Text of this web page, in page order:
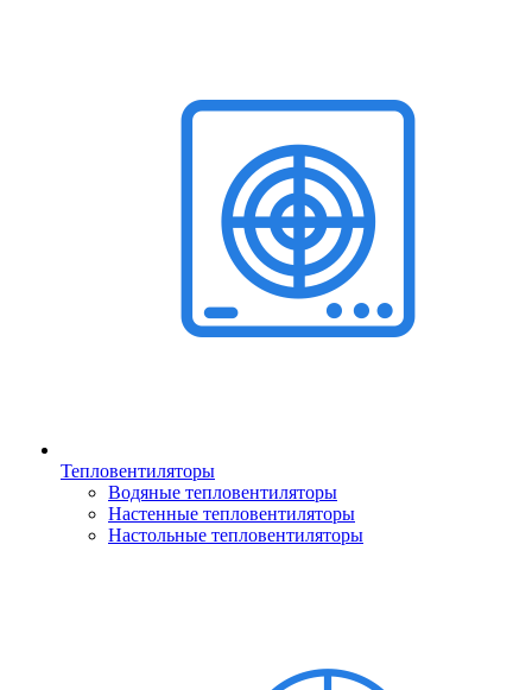
Тепловентиляторы
Водяные тепловентиляторы
Настенные тепловентиляторы
Настольные тепловентиляторы